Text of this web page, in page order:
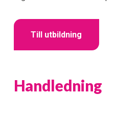
Till utbildning
Handledning